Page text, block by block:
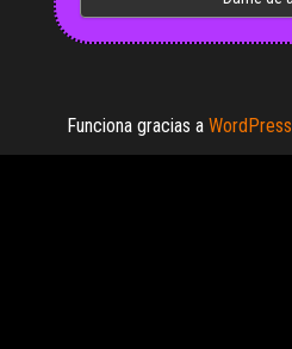
Funciona gracias a WordPress